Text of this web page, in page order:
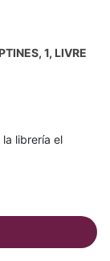
1, LIVRE
librería el